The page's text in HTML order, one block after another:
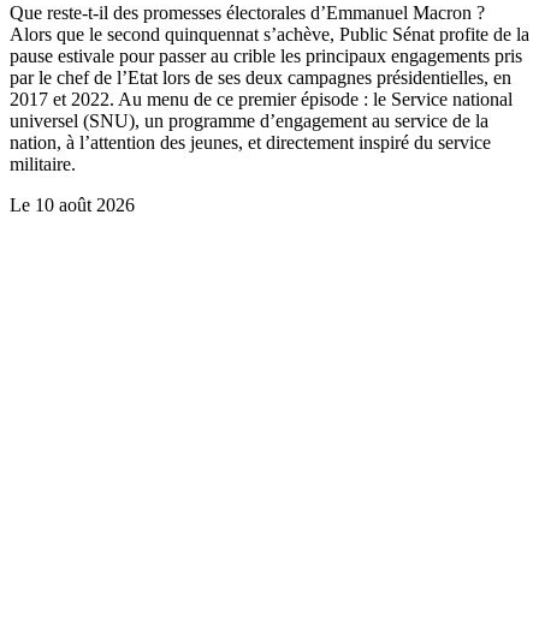
Que reste-t-il des promesses électorales d’Emmanuel Macron ?
Alors que le second quinquennat s’achève, Public Sénat profite de la
pause estivale pour passer au crible les principaux engagements pris
par le chef de l’Etat lors de ses deux campagnes présidentielles, en
2017 et 2022. Au menu de ce premier épisode : le Service national
universel (SNU), un programme d’engagement au service de la
nation, à l’attention des jeunes, et directement inspiré du service
militaire.
Le 10 août 2026